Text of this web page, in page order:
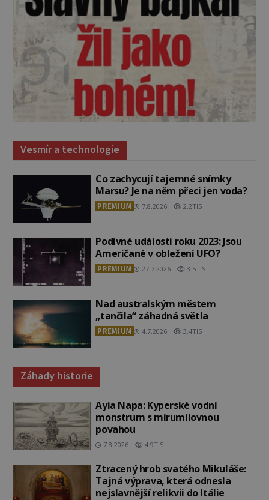
Vesmír a technologie
Co zachycují tajemné snímky
Marsu? Je na něm přeci jen voda?
PREMIUM 7.8.2026 2.2TIS
Podivné události roku 2023: Jsou
Američané v obležení UFO?
PREMIUM 27.7.2026 3.5TIS
Nad australským městem
„tančila“ záhadná světla
PREMIUM 4.7.2026 3.4TIS
Záhady historie
Ayia Napa: Kyperské vodní
monstrum s mírumilovnou
povahou
7.8.2026 4.9TIS
Ztracený hrob svatého Mikuláše:
Tajná výprava, která odnesla
nejslavnější relikvii do Itálie